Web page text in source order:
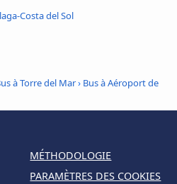
Costa del Sol
à Torre del Mar› Bus à Aéroport de
MÉTHODOLOGIE
PARAMÈTRES DES COOKIES